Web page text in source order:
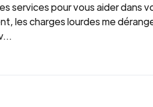
services pour vous aider dans
les charges lourdes me